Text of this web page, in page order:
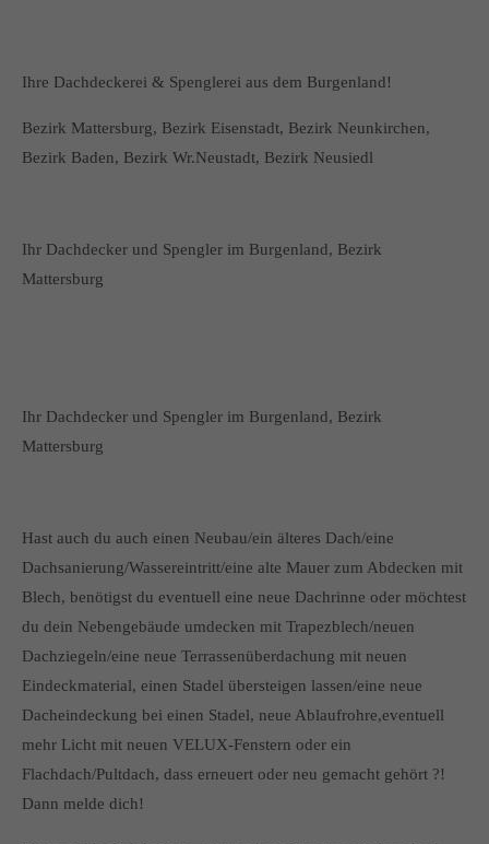
Ihre Dachdeckerei & Spenglerei aus dem Burgenland!
Bezirk Mattersburg, Bezirk Eisenstadt, Bezirk Neunkirchen,
Bezirk Baden, Bezirk Wr.Neustadt, Bezirk Neusiedl
Ihr Dachdecker und Spengler im Burgenland, Bezirk
Mattersburg
Ihr Dachdecker und Spengler im Burgenland, Bezirk
Mattersburg
Hast auch du auch einen Neubau/ein älteres Dach/eine
Dachsanierung/Wassereintritt/eine alte Mauer zum Abdecken mit
Blech, benötigst du eventuell eine neue Dachrinne oder möchtest
du dein Nebengebäude umdecken mit Trapezblech/neuen
Dachziegeln/eine neue Terrassenüberdachung mit neuen
Eindeckmaterial, einen Stadel übersteigen lassen/eine neue
Dacheindeckung bei einen Stadel, neue Ablaufrohre,eventuell
mehr Licht mit neuen VELUX-Fenstern oder ein
Flachdach/Pultdach, dass erneuert oder neu gemacht gehört ?!
Dann melde dich!